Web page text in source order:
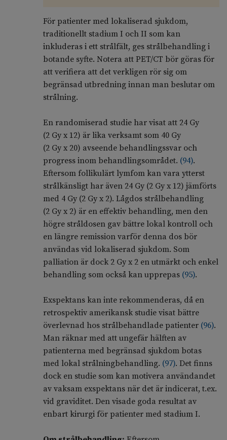
För patienter med lokaliserad sjukdom,
traditionellt stadium I och II som kan
inkluderas i ett strålfält, ges strålbehandling i
botande syfte. Notera att PET/CT bör göras för
att verifiera att det verkligen rör sig om
begränsad utbredning innan man beslutar om
strålning.
En randomiserad studie har visat att 24 Gy
(2 Gy x 12) är lika verksamt som 40 Gy
(2 Gy x 20) avseende behandlingssvar och
progress inom behandlingsområdet. (94).
Eftersom follikulärt lymfom kan vara ytterst
strålkänsligt har även 24 Gy (2 Gy x 12) jämförts
med 4 Gy (2 Gy x 2). Lågdos strålbehandling
(2 Gy x 2) är en effektiv behandling, men den
högre stråldosen gav bättre lokal kontroll och
en längre remission varför denna dos bör
användas vid lokaliserad sjukdom. Som
palliation är dock 2 Gy x 2 en utmärkt och enkel
behandling som också kan upprepas (95).
Exspektans kan inte rekommenderas, då en
retrospektiv amerikansk studie visat bättre
överlevnad hos strålbehandlade patienter (96).
Man räknar med att ungefär hälften av
patienterna med begränsad sjukdom botas
med lokal strålningbehandling. (97). Det finns
dock en studie som kan motivera användandet
av vaksam exspektans när det är indicerat, t.ex.
vid graviditet. Den visade goda resultat av
enbart kirurgi för patienter med stadium I.